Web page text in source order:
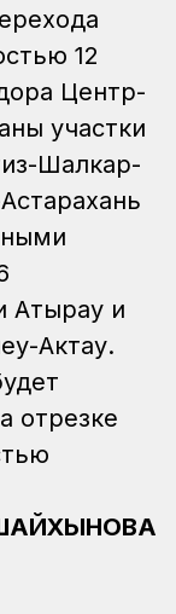
12
Центр-
участки
Шалкар-
Атырау и
Актау.
отрезке